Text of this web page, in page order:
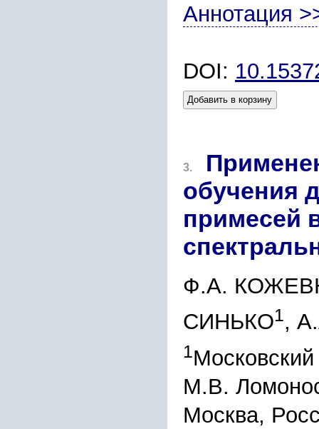
Аннотация
DOI:
Добавить в корзину
3.
обучения
примесей
Ф.А.
СИНЬКО1,
1
М.В.
Москва,